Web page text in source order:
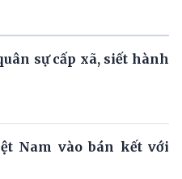
sự cấp xã, siết hành
Nam vào bán kết với